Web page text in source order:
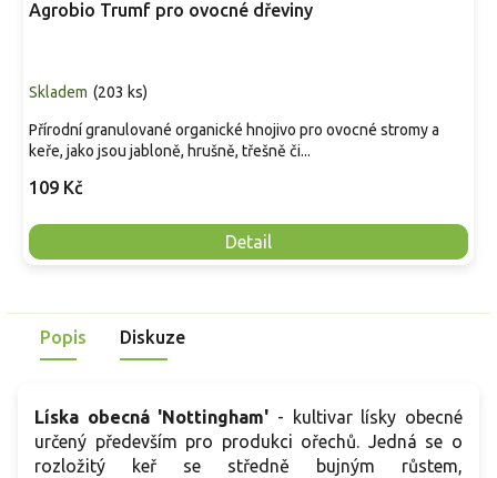
Agrobio Trumf pro ovocné dřeviny
Skladem (203 ks)
109 Kč
Detail
Přírodní granulované organické hnojivo pro ovocné stromy a
keře, jako jsou jabloně, hrušně, třešně či...
Popis Diskuze
Líska obecná 'Nottingham' - kultivar lís­ky obecné
určený především pro produkci ořechů. Jedná se o
rozložitý keř se středně bujným růstem,